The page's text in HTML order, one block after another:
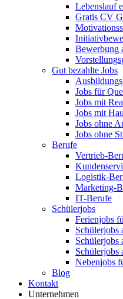
Lebenslauf
Gratis CV
Bewerbung
Gut bezahlte Jobs
Jobs für
Jobs mit
Jobs mit
Jobs ohne
Jobs ohne
Berufe
Vertrieb-
Logistik-
Marketing-
IT-Berufe
Schülerjobs
Ferienjobs
Schülerjobs
Schülerjobs
Schülerjobs
Nebenjobs
Blog
Kontakt
Unternehmen